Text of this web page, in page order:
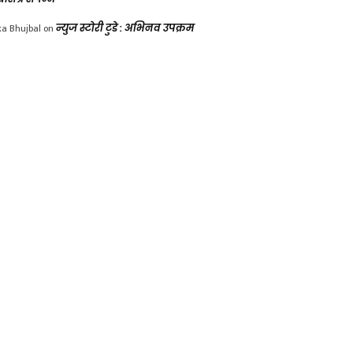
Bhujbal on न्युज स्टोरी टुडे : अभिनव उपक्रम